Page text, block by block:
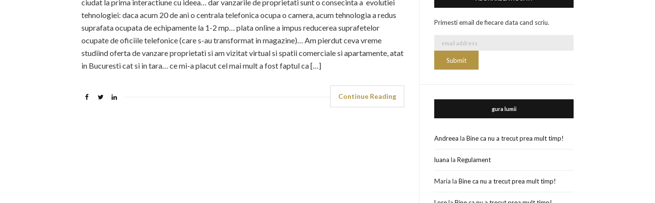
ciudat la prima interactiune cu ideea… dar vanzarile de proprietati sunt o consecinta a evolutiei
tehnologiei: daca acum 20 de ani o centrala telefonica ocupa o camera, acum tehnologia a redus
suprafata ocupata de echipamente la 1-2 mp… plata online a impus reducerea suprafetelor
ocupate de oficiile telefonice (care s-au transformat in magazine)… Am pierdut ceva vreme
studiind oferta de vanzare proprietati si am vizitat virtual si spatii comerciale si apartamente, atat
in Bucuresti cat si in tara… ce mi-a placut cel mai mult a fost faptul ca […]
Continue Reading
Primesti email de fiecare data cand scriu.
gura lumii
Andreea laBine ca nu a trecut prea mult timp!
luana laRegulament
Maria laBine ca nu a trecut prea mult timp!